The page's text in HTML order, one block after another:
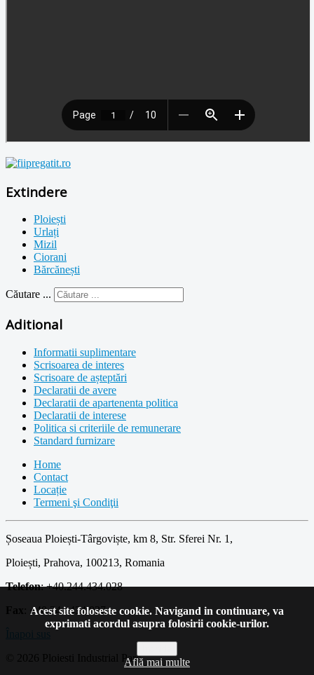
Extindere
Ploiești
Urlați
Mizil
Ciorani
Bărcănești
Căutare ...
Aditional
Informatii suplimentare
Scrisoarea de interes
Scrisoare de așteptări
Declaratii de avere
Declaratii de apartenenta politica
Declaratii de interese
Politica si criteriile de remunerare
Standard furnizare
Home
Contact
Locație
Termeni şi Condiţii
Șoseaua Ploiești-Târgoviște, km 8, Str. Sferei Nr. 1,
Ploiești, Prahova, 100213, Romania
Telefon: +40.244.434.028
Fax : +40.244.434.027
Înapoi sus
© 2026 Ploiesti Industrial Parc
Acest site foloseste cookie. Navigand in continuare, va
exprimati acordul asupra folosirii cookie-urilor.
Află mai multe